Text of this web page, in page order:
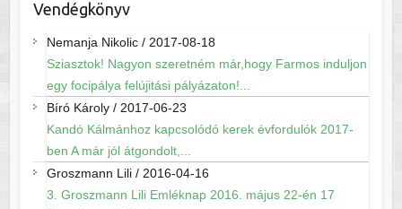
Vendégkönyv
Nemanja Nikolic/ 2017-08-18
Sziasztok! Nagyon szeretném már,hogy Farmos induljon
egy focipálya felújitási pályázaton!...
Bíró Károly/ 2017-06-23
Kandó Kálmánhoz kapcsolódó kerek évfordulók 2017-
ben A már jól átgondolt,...
Groszmann Lili/ 2016-04-16
3. Groszmann Lili Emléknap 2016. május 22-én 17